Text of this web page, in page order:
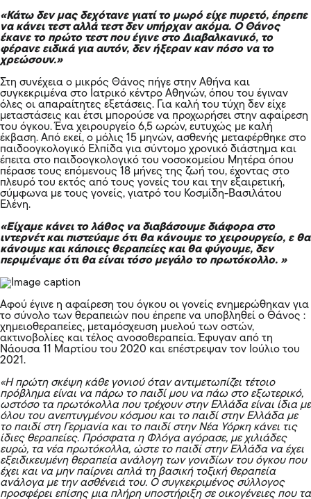
«Κάτω δεν μας δεχότανε γιατί το μωρό είχε πυρετό, έπρεπε
να κάνει τεστ αλλά τεστ δεν υπήρχαν ακόμα. Ο Θάνος
έκανε το πρώτο τεστ που έγινε στο Διαβαλκανικό, το
φέρανε ειδικά για αυτόν, δεν ήξεραν καν πόσο να το
χρεώσουν.»
Στη συνέχεια ο μικρός Θάνος πήγε στην Αθήνα και
συγκεκριμένα στο Ιατρικό κέντρο Αθηνών, όπου του έγιναν
όλες οι απαραίτητες εξετάσεις. Για καλή του τύχη δεν είχε
μεταστάσεις και έτσι μπορούσε να προχωρήσει στην αφαίρεση
του όγκου. Ένα χειρουργείο 6,5 ωρών, ευτυχώς με καλή
έκβαση. Από εκεί, ο μόλις 15 μηνών, ασθενής μεταφέρθηκε στο
παιδοογκολογικό Ελπίδα για σύντομο χρονικό διάστημα και
έπειτα στο παιδοογκολογικό του νοσοκομείου Μητέρα όπου
πέρασε τους επόμενους 18 μήνες της ζωή του, έχοντας στο
πλευρό του εκτός από τους γονείς του και την εξαιρετική,
σύμφωνα με τους γονείς, γιατρό του Κοσμίδη-Βασιλάτου
Ελένη.
«Είχαμε κάνει το λάθος να διαβάσουμε διάφορα στο
ιντερνέτ και πιστεύαμε ότι θα κάνουμε το χειρουργείο, ε θα
κάνουμε και κάποιες θεραπείες και θα φύγουμε, δεν
περιμέναμε ότι θα είναι τόσο μεγάλο το πρωτόκολλο. »
Αφού έγινε η αφαίρεση του όγκου οι γονείς ενημερώθηκαν για
το σύνολο των θεραπειών που έπρεπε να υποβληθεί ο Θάνος :
χημειοθεραπείες, μεταμόσχευση μυελού των οστών,
ακτινοβολίες και τέλος ανοσοθεραπεία. Έφυγαν από τη
Νάουσα 11 Μαρτίου του 2020 και επέστρεψαν τον Ιούλιο του
2021.
«Η πρώτη σκέψη κάθε γονιού όταν αντιμετωπίζει τέτοιο
πρόβλημα είναι να πάρω το παιδί μου να πάω στο εξωτερικό,
ωστόσο τα πρωτόκολλα που τρέχουν στην Ελλάδα είναι ίδια με
όλου του ανεπτυγμένου κόσμου και το παιδί στην Ελλάδα με
το παιδί στη Γερμανία και το παιδί στην Νέα Υόρκη κάνει τις
ίδιες θεραπείες. Πρόσφατα η Φλόγα αγόρασε, με χιλιάδες
ευρώ, τα νέα πρωτόκολλα, ώστε το παιδί στην Ελλάδα να έχει
εξειδικευμένη θεραπεία ανάλογη των γονιδίων του όγκου που
έχει και να μην παίρνει απλά τη βασική τοξική θεραπεία
ανάλογα με την ασθένειά του. Ο συγκεκριμένος σύλλογος
προσφέρει επίσης μια πλήρη υποστήριξη σε οικογένειες που τα